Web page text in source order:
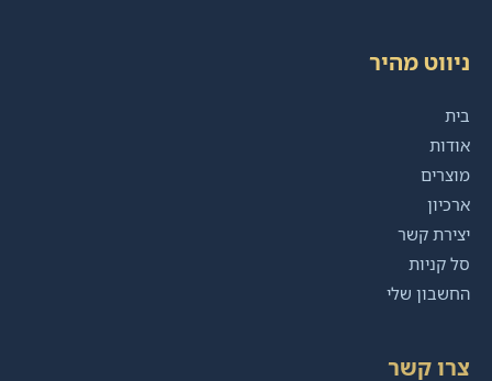
ניווט מהיר
בית
אודות
מוצרים
ארכיון
יצירת קשר
סל קניות
החשבון שלי
צרו קשר